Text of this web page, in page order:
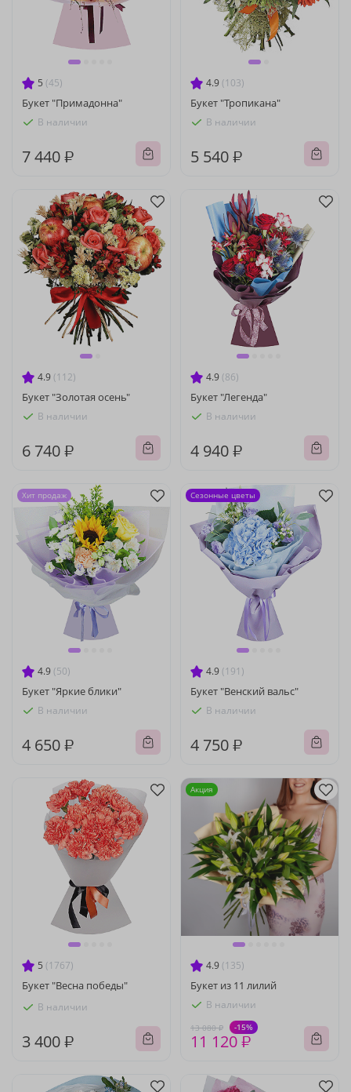
5 (45)
Букет "Примадонна"
В наличии
7 440 ₽
4.9 (103)
Букет "Тропикана"
В наличии
5 540 ₽
4.9 (112)
Букет "Золотая осень"
В наличии
6 740 ₽
4.9 (86)
Букет "Легенда"
В наличии
4 940 ₽
4.9 (50)
Букет "Яркие блики"
В наличии
4 650 ₽
Хит продаж
4.9 (191)
Букет "Венский вальс"
В наличии
4 750 ₽
Сезонные цветы
5 (1767)
Букет "Весна победы"
В наличии
3 400 ₽
4.9 (135)
Букет из 11 лилий
В наличии
13 080 ₽ -15%
11 120 ₽
Акция